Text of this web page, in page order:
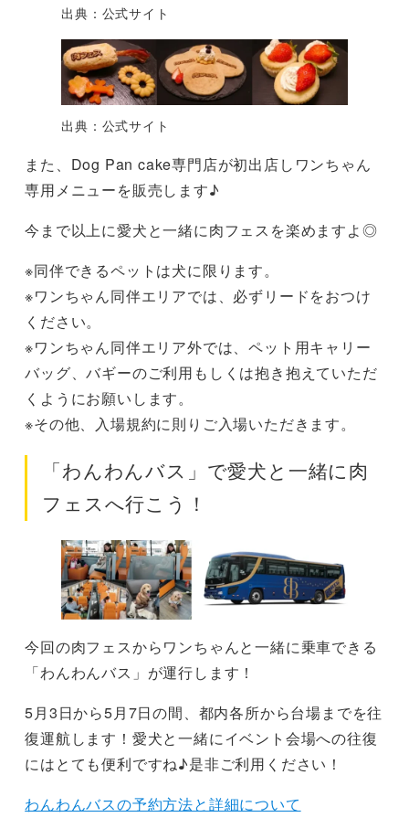
出典：公式サイト
出典：公式サイト
また、Dog Pan cake専門店が初出店しワンちゃん
専用メニューを販売します♪
今まで以上に愛犬と一緒に肉フェスを楽めますよ◎
※同伴できるペットは犬に限ります。
※ワンちゃん同伴エリアでは、必ずリードをおつけ
ください。
※ワンちゃん同伴エリア外では、ペット用キャリー
バッグ、バギーのご利用もしくは抱き抱えていただ
くようにお願いします。
※その他、入場規約に則りご入場いただきます。
「わんわんバス」で愛犬と一緒に肉
フェスへ行こう！
今回の肉フェスからワンちゃんと一緒に乗車できる
「わんわんバス」が運行します！
5月3日から5月7日の間、都内各所から台場までを往
復運航します！愛犬と一緒にイベント会場への往復
にはとても便利ですね♪是非ご利用ください！
わんわんバスの予約方法と詳細について